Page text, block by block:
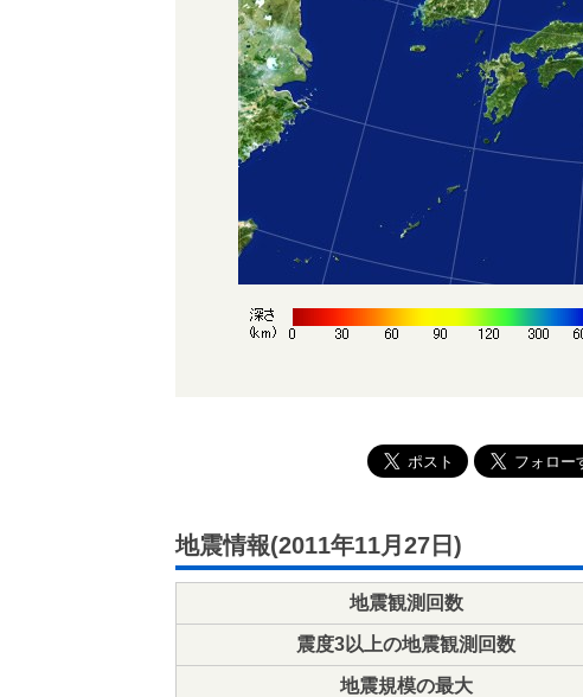
地震情報(2011年11月27日)
地震観測回数
震度3以上の地震観測回数
地震規模の最大